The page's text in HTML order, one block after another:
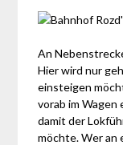
An
Hier wird nur
einsteigen
vorab im
damit der
möchte. Wer an